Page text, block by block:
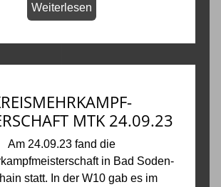
Weiterlesen
MTK 24.09.23
Am 24.09.23 fand die
in Bad Soden-
statt. In der W10 gab es im